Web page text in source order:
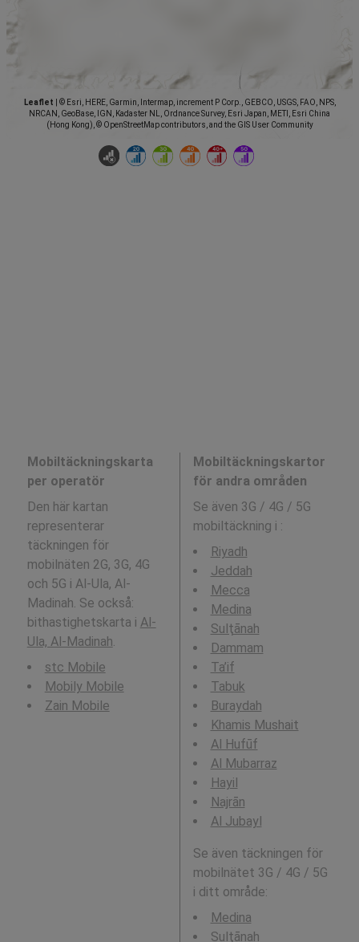
Leaflet
© Esri, HERE, Garmin, Intermap, increment P Corp., GEBCO, USGS, FAO, NPS,
NRCAN, GeoBase, IGN, Kadaster NL, Ordnance Survey, Esri Japan, METI, Esri China
(Hong Kong), © OpenStreetMap contributors, and the GIS User Community
Mobiltäckningskarta
per operatör
Den här kartan
representerar
täckningen för
mobilnäten 2G, 3G, 4G
och 5G i Al-Ula, Al-
Madinah. Se också:
bithastighetskarta i Al-
Ula, Al-Madinah
stc Mobile
Mobily Mobile
Zain Mobile
Mobiltäckningskartor
för andra områden
Se även 3G / 4G / 5G
mobiltäckning i :
Riyadh
Jeddah
Mecca
Medina
Sulţānah
Dammam
Ta’if
Tabuk
Buraydah
Khamis Mushait
Al Hufūf
Al Mubarraz
Hayil
Najrān
Al Jubayl
Se även täckningen för
mobilnätet 3G / 4G / 5G
i ditt område:
Medina
Sulţānah